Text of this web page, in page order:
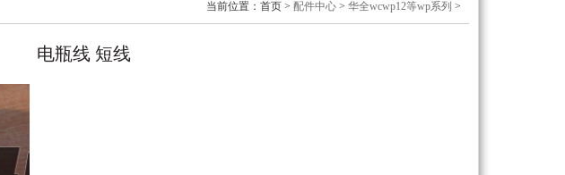
当前位置：首页 > 配件中心 > 华全wcwp12等wp系列 >
电瓶线 短线